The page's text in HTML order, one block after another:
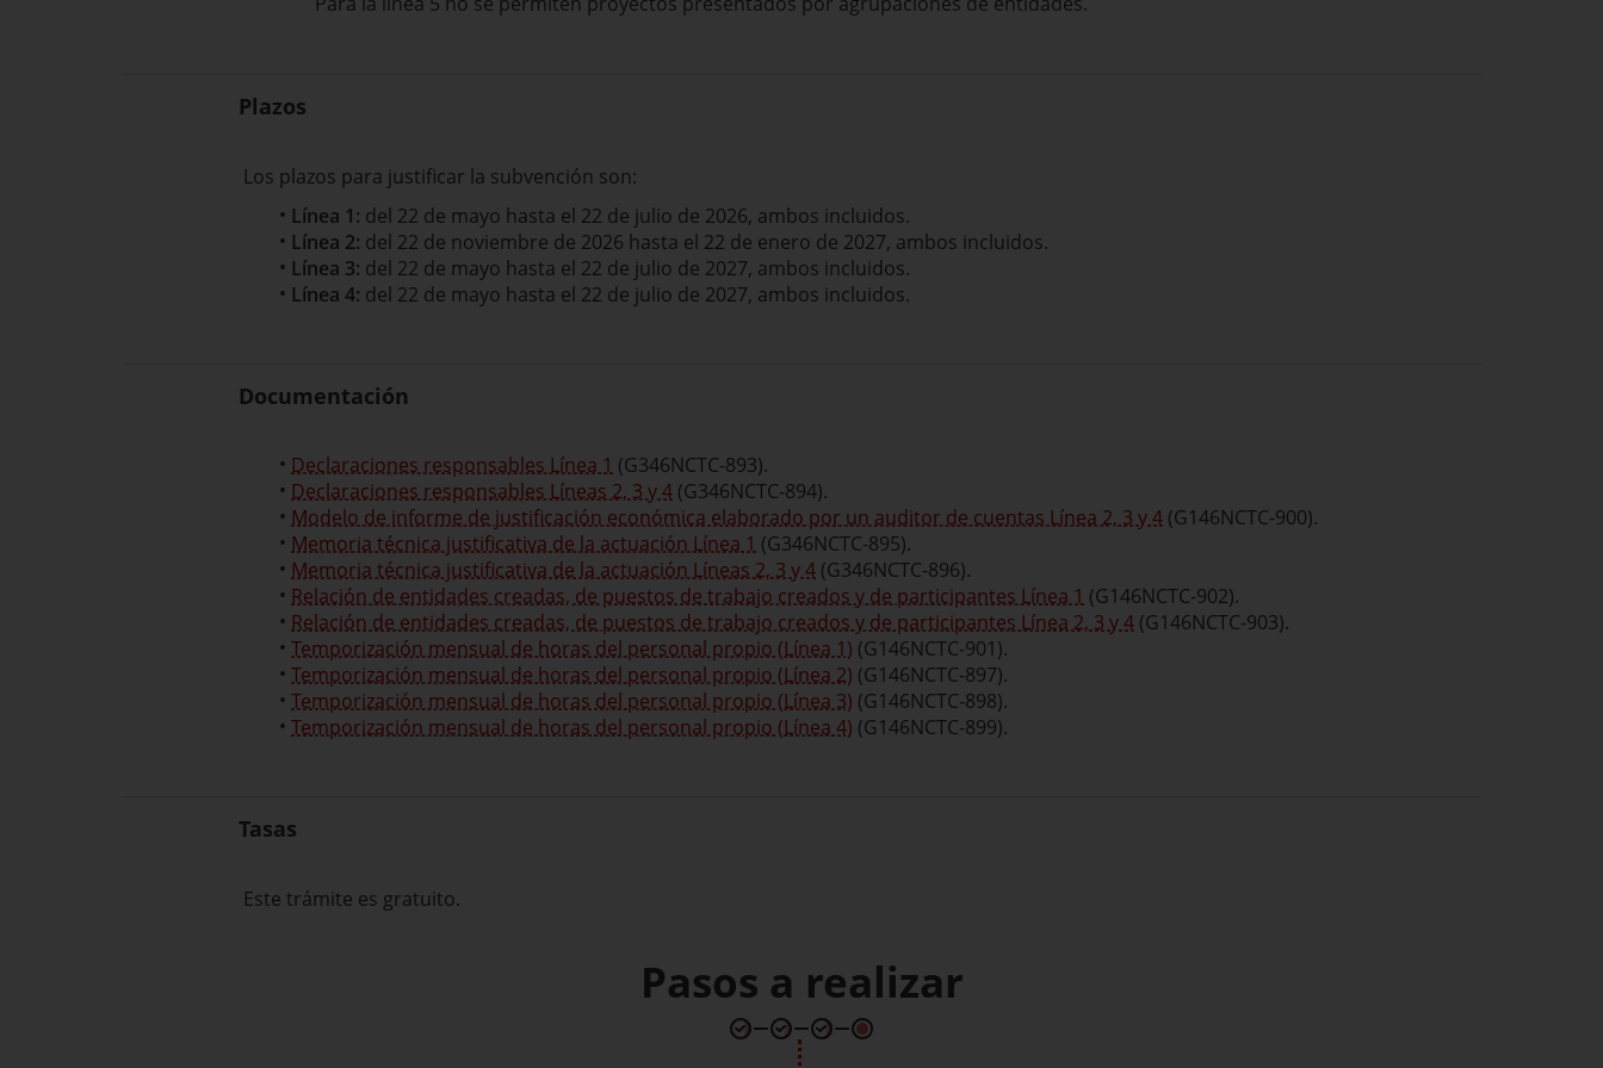
Plazos
Los plazos para justificar la subvención son:
Línea 1: del 22 de mayo hasta el 22 de julio de 2026, ambos incluidos.
Línea 2: del 22 de noviembre de 2026 hasta el 22 de enero de 2027, ambos incluidos.
Línea 3: del 22 de mayo hasta el 22 de julio de 2027, ambos incluidos.
Línea 4: del 22 de mayo hasta el 22 de julio de 2027, ambos incluidos.
Documentación
Declaraciones responsables Línea 1 (G346NCTC-893).
Declaraciones responsables Líneas 2, 3 y 4 (G346NCTC-894).
Modelo de informe de justificación económica elaborado por un auditor de cuentas Línea 2, 3 y 4 (G146NCTC-900).
Memoria técnica justificativa de la actuación Línea 1 (G346NCTC-895).
Memoria técnica justificativa de la actuación Líneas 2, 3 y 4 (G346NCTC-896).
Relación de entidades creadas, de puestos de trabajo creados y de participantes Línea 1 (G146NCTC-902).
Relación de entidades creadas, de puestos de trabajo creados y de participantes Línea 2, 3 y 4 (G146NCTC-903).
Temporización mensual de horas del personal propio (Línea 1) (G146NCTC-901).
Temporización mensual de horas del personal propio (Línea 2) (G146NCTC-897).
Temporización mensual de horas del personal propio (Línea 3) (G146NCTC-898).
Temporización mensual de horas del personal propio (Línea 4) (G146NCTC-899).
Tasas
Este trámite es gratuito.
Pasos a realizar